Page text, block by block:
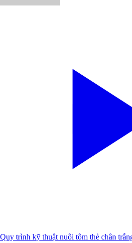
Quy trình kỹ thuật nuôi tôm thẻ chân